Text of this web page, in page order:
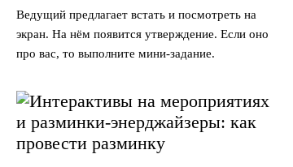
Ведущий предлагает встать и посмотреть на
экран. На нём появится утверждение. Если оно
про вас, то выполните мини-задание.